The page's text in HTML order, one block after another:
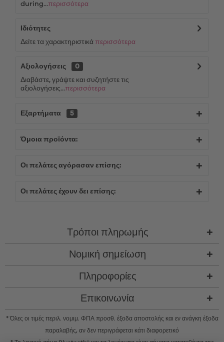
during...περισσότερα
Ιδιότητες
Δείτε τα χαρακτηριστικά περισσότερα
Αξιολογήσεις
0
Διαβάστε, γράψτε και συζητήστε τις
αξιολογήσεις...περισσότερα
Εξαρτήματα 5
Όμοια προϊόντα:
Οι πελάτες αγόρασαν επίσης:
Οι πελάτες έχουν δει επίσης:
Τρόποι πληρωμής
Νομική σημείωση
Πληροφορίες
Επικοινωνία
* Όλες οι τιμές περιλ. νομιμ. ΦΠΑ προσθ. έξοδα αποστολής και εν ανάγκη έξοδα
παραλαβής, αν δεν περιγράφεται κάτι διαφορετικό